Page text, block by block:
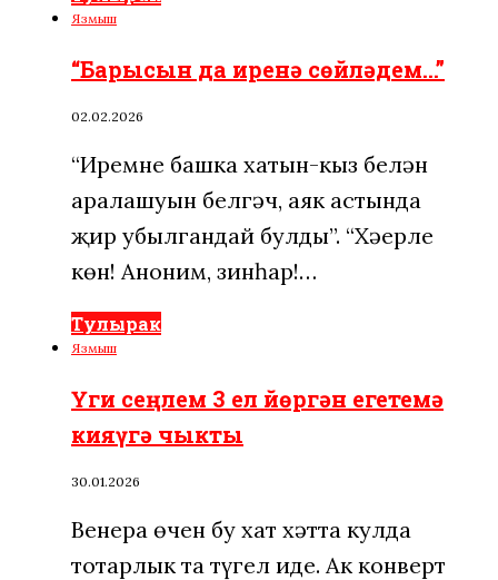
Язмыш
“Барысын да иренә сөйләдем…”
02.02.2026
“Иремнең башка хатын-кыз белән
аралашуын белгәч, аяк астында
җир убылгандай булды”. “Хәерле
көн! Аноним, зинһар!…
Тулырак
Язмыш
Үги сеңлем 3 ел йөргән егетемә
кияүгә чыкты
30.01.2026
Венера өчен бу хат хәтта кулда
тотарлык та түгел иде. Ак конверт